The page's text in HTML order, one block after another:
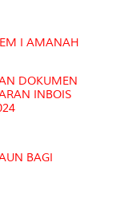
I AMANAH
DOKUMEN
INBOIS
BAGI